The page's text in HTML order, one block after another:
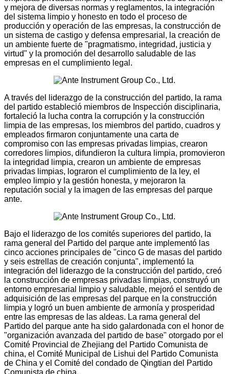
y mejora de diversas normas y reglamentos, la integración
del sistema limpio y honesto en todo el proceso de
producción y operación de las empresas, la construcción de
un sistema de castigo y defensa empresarial, la creación de
un ambiente fuerte de "pragmatismo, integridad, justicia y
virtud" y la promoción del desarrollo saludable de las
empresas en el cumplimiento legal.
A través del liderazgo de la construcción del partido, la rama
del partido estableció miembros de Inspección disciplinaria,
fortaleció la lucha contra la corrupción y la construcción
limpia de las empresas, los miembros del partido, cuadros y
empleados firmaron conjuntamente una carta de
compromiso con las empresas privadas limpias, crearon
corredores limpios, difundieron la cultura limpia, promovieron
la integridad limpia, crearon un ambiente de empresas
privadas limpias, lograron el cumplimiento de la ley, el
empleo limpio y la gestión honesta, y mejoraron la
reputación social y la imagen de las empresas del parque
ante.
Bajo el liderazgo de los comités superiores del partido, la
rama general del Partido del parque ante implementó las
cinco acciones principales de "cinco G de masas del partido
y seis estrellas de creación conjunta", implementó la
integración del liderazgo de la construcción del partido, creó
la construcción de empresas privadas limpias, construyó un
entorno empresarial limpio y saludable, mejoró el sentido de
adquisición de las empresas del parque en la construcción
limpia y logró un buen ambiente de armonía y prosperidad
entre las empresas de las aldeas. La rama general del
Partido del parque ante ha sido galardonada con el honor de
"organización avanzada del partido de base" otorgado por el
Comité Provincial de Zhejiang del Partido Comunista de
china, el Comité Municipal de Lishui del Partido Comunista
de China y el Comité del condado de Qingtian del Partido
Comunista de china.